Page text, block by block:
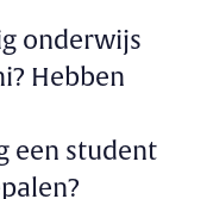
onderwijs
Hebben
een student